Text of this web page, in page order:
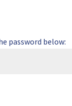
password below: